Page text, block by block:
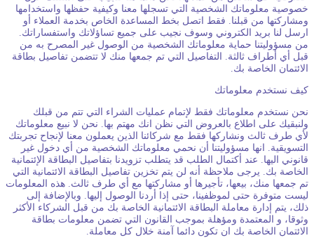
معلوماتك الشخصية التي تسجلها معنا وكيفية حفظها واستخدامها
من قبلنا. فقط اتصل بخط المساعدة الخاص بخدمة العملاء أو
لنا بريد الكتروني وسوف نجيب على جميع تساؤلاتك واستفساراتك.
مسؤوليتنا حماية معلوماتك الشخصية من الوصول غير المصرح به من
أي أطراف ثالثة. التفاصيل التي تم جمعها منك لا تتضمن تفاصيل بطاقة
الخاصة بك.
نستخدم معلوماتك
نستخدم معلوماتك فقط لإتمام عمليات الشراء التي تتم من قبلك
على اطلاع بالعروض التي نظن انك مهتم بها. نحن لا نبيع معلوماتك
طرف ثالث ونشاركها فقط مع شركائنا الذين يعملون معنا لإنجاح تجربتك
انها مسؤوليتنا أن نحمي معلوماتك الشخصية من أي دخول غير
اليها. عند أكتمال الطلب قد يتطلب تزويدنا بتفاصيل البطاقة الإئتمانية
بك. يرجى ملاحظة أنه لن يتم تخزين تفاصيل البطاقة الائتمانية التي
جمعها منك، بيعها، تأجيرها أو مشاركتها مع أي طرف ثالث. هذه المعلومات
متوفرة حتى لموظفينا، حتى إذا أردنا الوصول إليها. وبالإضافة إلى
يتم إدارة معاملة البطاقة الائتمانية الخاصة بك من قبل الشركاء الأكثر
و المعتمدة ومؤهلة بموجب القانون التي تضمن معلومات بطاقة
الخاصة بك ان تكون دائما آمنة خلال كل معاملة.